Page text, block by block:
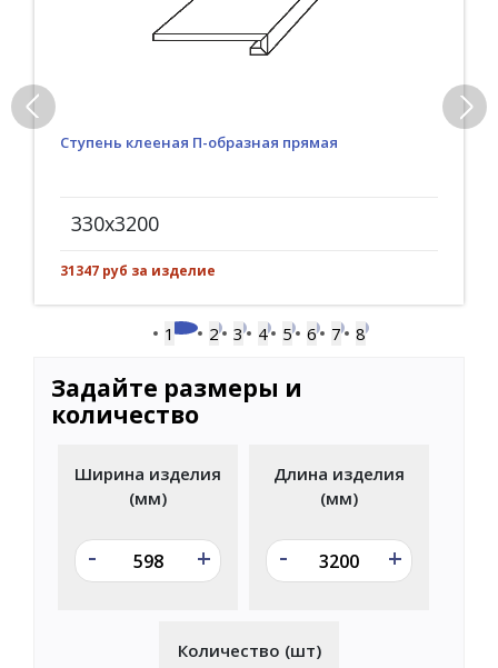
Ступень клееная П-образная прямая
330x3200
31347 руб за изделие
1 2 3 4 5 6 7 8
Задайте размеры и
количество
Ширина изделия
(мм)
- +
Длина изделия
(мм)
- +
Количество (шт)